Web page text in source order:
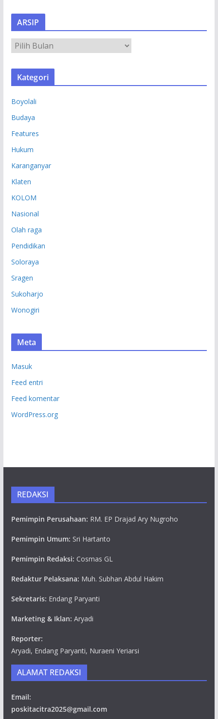
ARSIP
R
S
Kategori
Boyolali
Budaya
Features
Hukum
Karanganyar
Klaten
KOLOM
Nasional
Olah raga
Pendidikan
Soloraya
Sragen
Sukoharjo
Wonogiri
Meta
Masuk
Feed entri
Feed komentar
WordPress.org
REDAKSI
Pemimpin Perusahaan: RM. EP Drajad Ary Nugroho
Pemimpin Umum: Sri Hartanto
Pemimpin Redaksi: Cosmas GL
Redaktur Pelaksana: Muh. Subhan Abdul Hakim
Sekretaris: Endang Paryanti
Marketing & Iklan: Aryadi
Reporter:
Aryadi, Endang Paryanti, Nuraeni Yeriarsi
ALAMAT REDAKSI
Email:
poskitacitra2025@gmail.com